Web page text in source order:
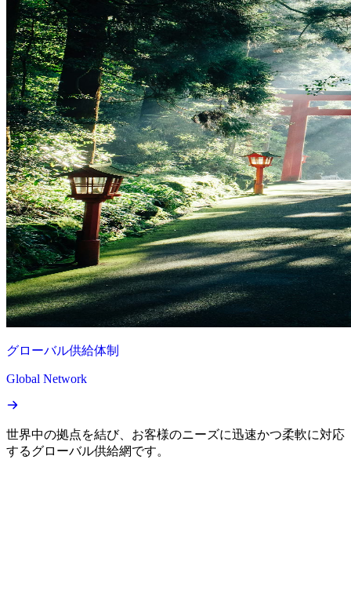
グローバル供給体制
Global Network
世界中の拠点を結び、お客様のニーズに迅速かつ柔軟に対応
するグローバル供給網です。